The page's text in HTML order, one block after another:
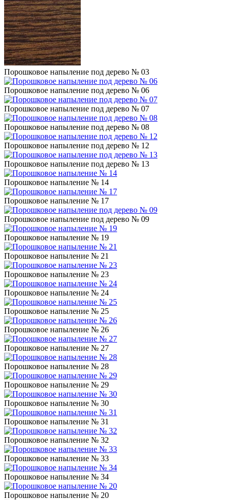
Порошковое напыление под дерево № 03
Порошковое напыление под дерево № 06
Порошковое напыление под дерево № 07
Порошковое напыление под дерево № 08
Порошковое напыление под дерево № 12
Порошковое напыление под дерево № 13
Порошковое напыление № 14
Порошковое напыление № 17
Порошковое напыление под дерево № 09
Порошковое напыление № 19
Порошковое напыление № 21
Порошковое напыление № 23
Порошковое напыление № 24
Порошковое напыление № 25
Порошковое напыление № 26
Порошковое напыление № 27
Порошковое напыление № 28
Порошковое напыление № 29
Порошковое напыление № 30
Порошковое напыление № 31
Порошковое напыление № 32
Порошковое напыление № 33
Порошковое напыление № 34
Порошковое напыление № 20